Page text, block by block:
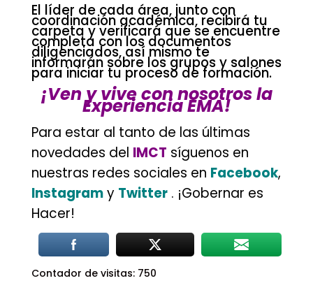
El líder de cada área, junto con
coordinación académica, recibirá tu
carpeta y verificará que se encuentre
completa con los documentos
diligenciados, así mismo te
informarán sobre los grupos y salones
para iniciar tu proceso de formación.
¡Ven y vive con nosotros la
Experiencia EMA!
Para estar al tanto de las últimas
novedades del IMCT síguenos en
nuestras redes sociales en Facebook,
Instagramy Twitter. ¡Gobernar es
Hacer!
Contador de visitas: 750